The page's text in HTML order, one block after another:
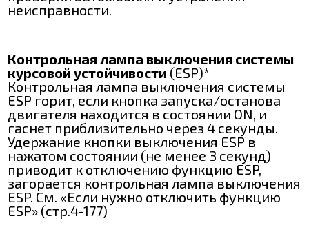
неисправности.
Контрольная лампа выключения системы
курсовой устойчивости (ESP)*
Контрольная лампа выключения системы
ESP горит, если кнопка запуска/останова
двигателя находится в состоянии ON, и
гаснет приблизительно через 4 секунды.
Удержание кнопки выключения ESP в
нажатом состоянии (не менее 3 секунд)
приводит к отключению функцию ESP,
загорается контрольная лампа выключения
ESP. См. «Если нужно отключить функцию
ESP» (стр.4-177)